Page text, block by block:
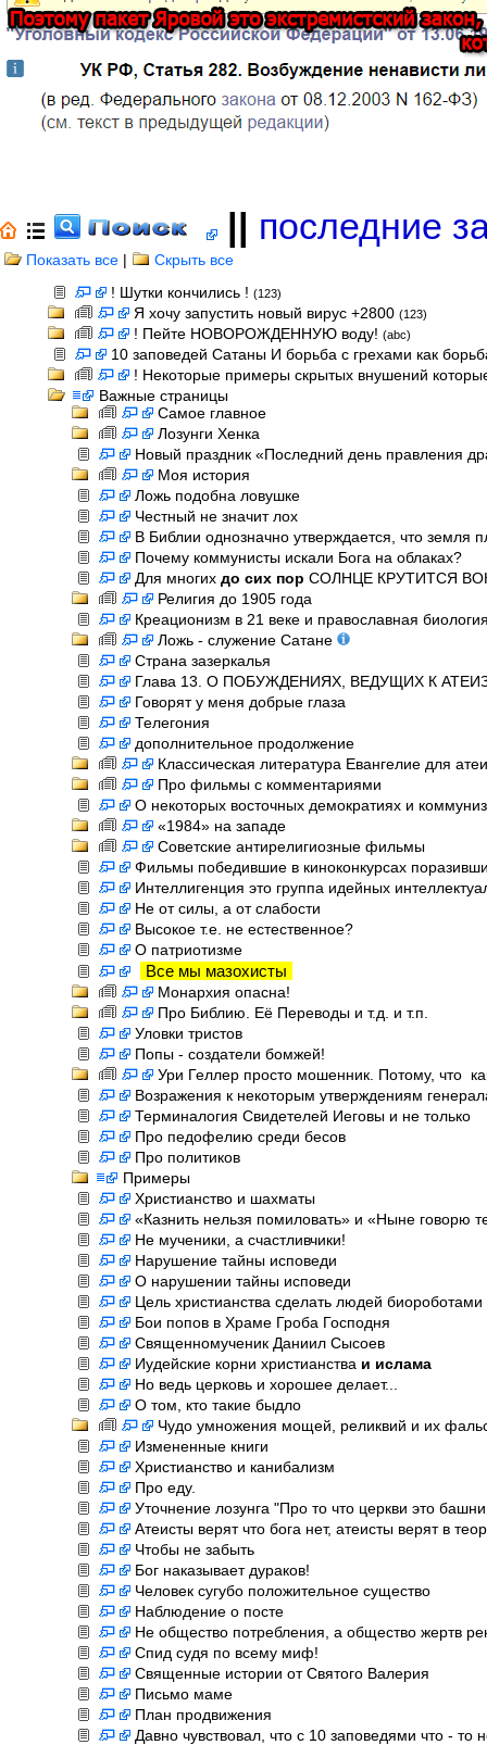
|| последние
Показать все |
Скрыть все
! Шутки кончились ! (123)
Я хочу запустить новый вирус +2800 (123)
! Пейте НОВОРОЖДЕННУЮ воду! (abc)
10 заповедей Сатаны И борьба с грехами как
! Некоторые примеры скрытых внушений
Важные страницы
Самое главное
Лозунги Хенка
Новый праздник «Последний день правления
Моя история
Ложь подобна ловушке
Честный не значит лох
В Библии однозначно утверждается, что земля
Почему коммунисты искали Бога на облаках?
Для многих до сих пор СОЛНЦЕ КРУТИТСЯ
Религия до 1905 года
Креационизм в 21 веке и православная
Ложь - служение Сатане
Страна зазеркалья
Глава 13. О ПОБУЖДЕНИЯХ, ВЕДУЩИХ К
Говорят у меня добрые глаза
Телегония
дополнительное продолжение
Классическая литература Евангелие для
Про фильмы с комментариями
О некоторых восточных демократиях и
«1984» на западе
Советские антирелигиозные фильмы
Фильмы победившие в киноконкурсах
Интеллигенция это группа идейных
Не от силы, а от слабости
Высокое т.е. не естественное?
О патриотизме
Все мы мазохисты
Монархия опасна!
Про Библию. Её Переводы и т.д. и т.п.
Уловки тристов
Попы - создатели бомжей!
Ури Геллер просто мошенник. Потому, что
Возражения к некоторым утверждениям
Терминалогия Свидетелей Иеговы и не только
Про педофелию среди бесов
Про политиков
Примеры
Христианство и шахматы
«Казнить нельзя помиловать» и «Ныне говорю
Не мученики, а счастливчики!
Нарушение тайны исповеди
О нарушении тайны исповеди
Цель христианства сделать людей биороботами
Бои попов в Храме Гроба Господня
Священномученик Даниил Сысоев
Иудейские корни христианства и ислама
Но ведь церковь и хорошее делает...
О том, кто такие быдло
Чудо умножения мощей, реликвий и их
Измененные книги
Христианство и канибализм
Про еду.
Уточнение лозунга "Про то что церкви это
Атеисты верят что бога нет, атеисты верят в
Чтобы не забыть
Бог наказывает дураков!
Человек сугубо положительное существо
Наблюдение о посте
Не общество потребления, а общество жертв
Спид судя по всему миф!
Священные истории от Святого Валерия
Письмо маме
План продвижения
Давно чувствовал, что с 10 заповедями что - то